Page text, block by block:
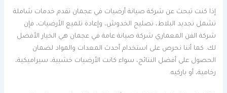
إذا كنت تبحث عن شركة صيانة أرضيات في عجمان تقدم خدمات شاملة
تشمل تجديد البلاط، تصليح الخدوش، وإعادة تلميع الأرضيات، فإن
شركة الفن المعماري شركة صيانة عامة في عجمان هي الخيار الأفضل
لك. كما أننا نحرص على استخدام أحدث المعدات والمواد لضمان
الحصول على أفضل النتائج، سواء كانت الأرضيات خشبية، سيراميكية،
رخامية، أو باركيه.